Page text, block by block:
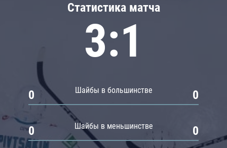
Статистика матча
3:1
Шайбы в большинстве
0 0
Шайбы в меньшинстве
0 0